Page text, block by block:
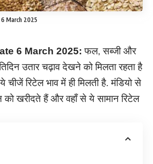
March 2025
6 March 2025: फल, सब्जी और
उतार चढ़ाव देखने को मिलता रहता है
चीजें रिटेल भाव में ही मिलती है. मंडियो से
को खरीदते हैं और वहाँ से ये सामान रिटेल